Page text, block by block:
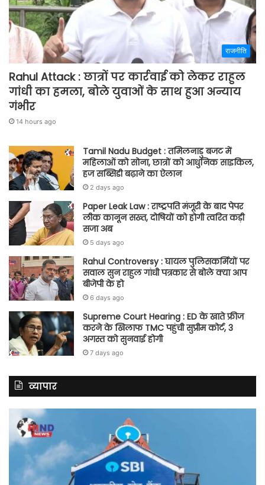
राजनीति
Rahul Attack : छात्रों पर कार्रवाई को लेकर राहुल
गांधी का हमला, बोले युवाओं के साथ हुआ अन्याय
गंभीर
14 hours ago
Tamil Nadu Budget : तमिलनाडु बजट में
महिलाओं को सोना, छात्रों को आधुनिक साइकिल,
हज सब्सिडी बढ़ाने का ऐलान
2 days ago
Paper Leak Law : राष्ट्रपति मंजूरी के बाद पेपर
लीक कानून सख्त, दोषियों को होगी त्वरित कड़ी
सजा अब
5 days ago
Rahul Controversy : घायल पुलिसकर्मियों पर
सवाल सुन राहुल गांधी पत्रकार से बोले क्या आप
बीजेपी के हो
6 days ago
Supreme Court Hearing : ED के खाते फ्रीज
करने के खिलाफ TMC पहुंची सुप्रीम कोर्ट, 3
अगस्त को सुनवाई होगी
7 days ago
व्यापार